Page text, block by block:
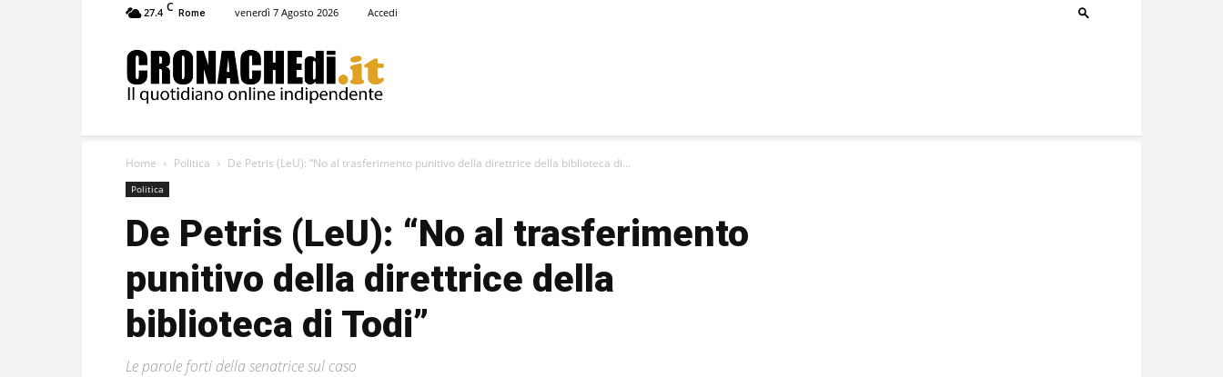
27.4 C Rome venerdì 7 Agosto 2026 Accedi
Home Politica De Petris (LeU): “No al trasferimento punitivo della direttrice della biblioteca di...
Politica
De Petris (LeU): “No al trasferimento
punitivo della direttrice della
biblioteca di Todi”
Le parole forti della senatrice sul caso